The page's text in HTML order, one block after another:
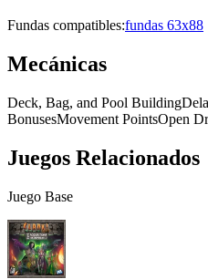
Fundas compatibles:fundas 63x88
Mecánicas
Deck, Bag, and Pool Building
BonusesMovement PointsOpen
Juegos Relacionados
Juego Base